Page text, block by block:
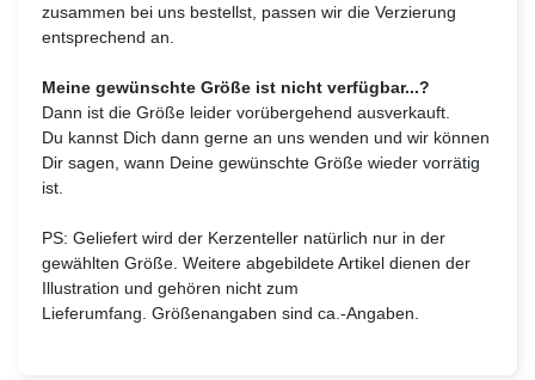
zusammen bei uns bestellst, passen wir die Verzierung
entsprechend an.
Meine gewünschte Größe ist nicht verfügbar...?
Dann ist die Größe leider vorübergehend ausverkauft.
Du kannst Dich dann gerne an uns wenden und wir können
Dir sagen, wann Deine gewünschte Größe wieder vorrätig
ist.
PS: Geliefert wird der Kerzenteller natürlich nur in der
gewählten Größe. Weitere abgebildete Artikel dienen der
Illustration und gehören nicht zum
Lieferumfang. Größenangaben sind ca.-Angaben.